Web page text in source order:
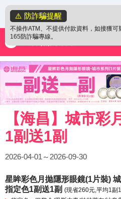
⚠️ 防詐騙提醒
不操作ATM、不提供付款資料，如接獲
165防詐騙專線。
強檔/熱門活動
【海昌】城市彩
1副送1副
2026-04-01～2026-09-30
星眸彩色月拋隱形眼鏡(1片裝)
指定色1副送1副 (現省260元,平均1副